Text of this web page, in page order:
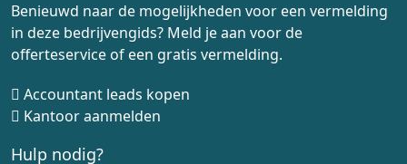
Benieuwd naar de mogelijkheden voor een vermelding
in deze bedrijvengids? Meld je aan voor de
offerteservice of een gratis vermelding.
Accountant leads kopen
Kantoor aanmelden
Hulp nodig?